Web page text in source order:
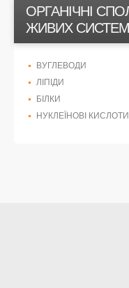
ОРГАНІЧНІ
ЖИВИХ СИСТЕМ
ВУГЛЕВОДИ
ЛІПІДИ
БІЛКИ
НУКЛЕЇНОВІ КИСЛОТИ